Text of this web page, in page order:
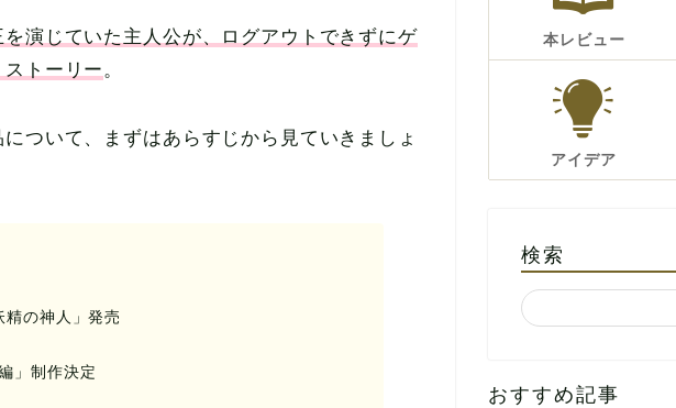
演じていた主人公が、ログアウトできずにゲ
トーリー。
ついて、まずはあらすじから見ていきましょ
の神人」発売
」制作決定
本レビュー
アイデア
検索
おすすめ記事